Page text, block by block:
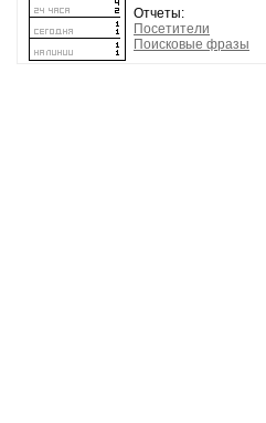
Отчеты:
Посетители
Поисковые фразы